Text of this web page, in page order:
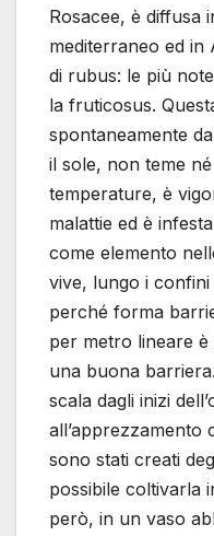
Rosacee, è diffusa
mediterraneo ed in
di rubus: le più
la fruticosus.
spontaneamente
il sole, non teme
temperature, è
malattie ed è
come elemento
vive, lungo i
perché forma
per metro lineare
una buona
scala dagli inizi
all’apprezzamento
sono stati creati
possibile coltivarla
però, in un vaso